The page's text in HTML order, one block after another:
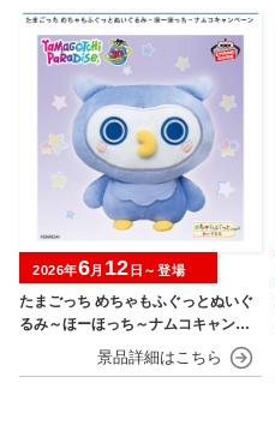
たまごっち めちゃもふぐっとぬいぐ
るみ～ほーほっち～ナムコキャンペ
2026年6月 12 日～登場